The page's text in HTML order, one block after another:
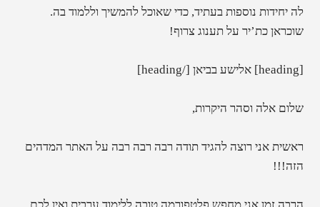
לה יחידות נוספות בעתיד, כדי שאוכל להמשיך וללמוד בה.
שוכראן כת’יר על תענוג צרוף!
שלום אלה וסהר היקרות,
ראשית אני רוצה להגיד תודה רבה רבה רבה על האתר המדהים
הזה!!!